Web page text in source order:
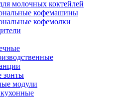
молочных коктейлей
кофемашины
кофемолки
зонты
модули